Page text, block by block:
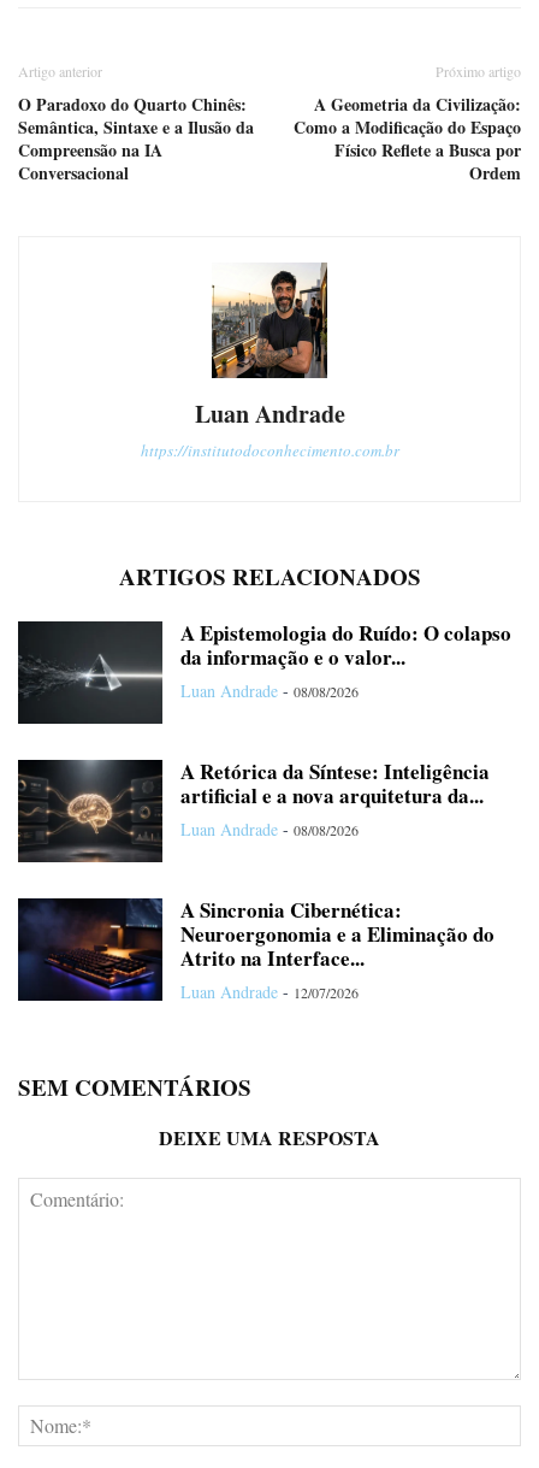
Artigo anterior
O Paradoxo do Quarto Chinês:
Semântica, Sintaxe e a Ilusão da
Compreensão na IA
Conversacional
Próximo artigo
A Geometria da Civilização:
Como a Modificação do Espaço
Físico Reflete a Busca por
Ordem
Luan Andrade
https://institutodoconhecimento.com.br
ARTIGOS RELACIONADOS
A Epistemologia do Ruído: O colapso
da informação e o valor...
Luan Andrade - 08/08/2026
A Retórica da Síntese: Inteligência
artificial e a nova arquitetura da...
Luan Andrade - 08/08/2026
A Sincronia Cibernética:
Neuroergonomia e a Eliminação do
Atrito na Interface...
Luan Andrade - 12/07/2026
SEM COMENTÁRIOS
DEIXE UMA RESPOSTA